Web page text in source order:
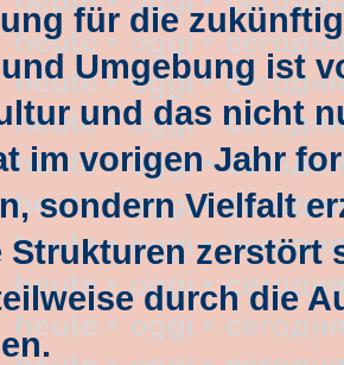
für die
Umgebung ist
und das nicht
im vorigen Jahr
sondern Vielfalt
zerstört
durch die